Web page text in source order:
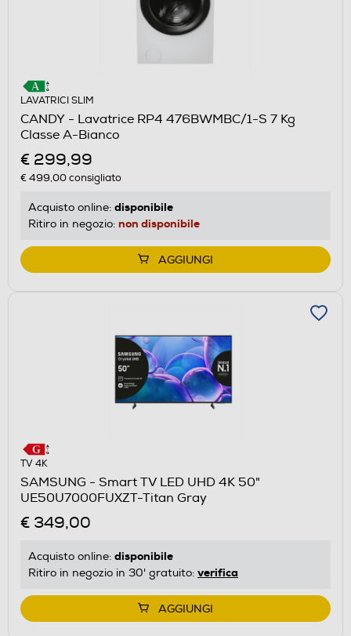
LAVATRICI SLIM
CANDY - Lavatrice RP4 476BWMBC/1-S 7 Kg
Classe A-Bianco
€ 299,99
€ 499,00consigliato
Acquisto online: disponibile
Ritiro in negozio: non disponibile
AGGIUNGI
TV 4K
SAMSUNG - Smart TV LED UHD 4K 50"
UE50U7000FUXZT-Titan Gray
€ 349,00
Acquisto online: disponibile
Ritiro in negozio in 30' gratuito: verifica
AGGIUNGI